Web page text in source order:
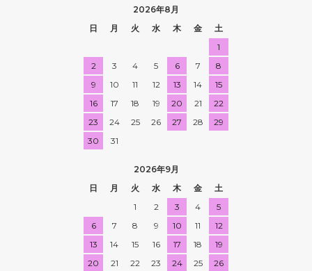
2026年8月
日
月 火 水 木 金
土
1
2
3 4 5 6 7
8
9
10 11 12 13 14
15
16
17 18 19 20 21
22
23
24 25 26 27 28
29
30
31
2026年9月
日
月 火 水 木 金
土
1
2 3 4
5
6
7 8 9 10 11
12
13
14 15 16 17 18
19
20
21 22 23 24 25
26